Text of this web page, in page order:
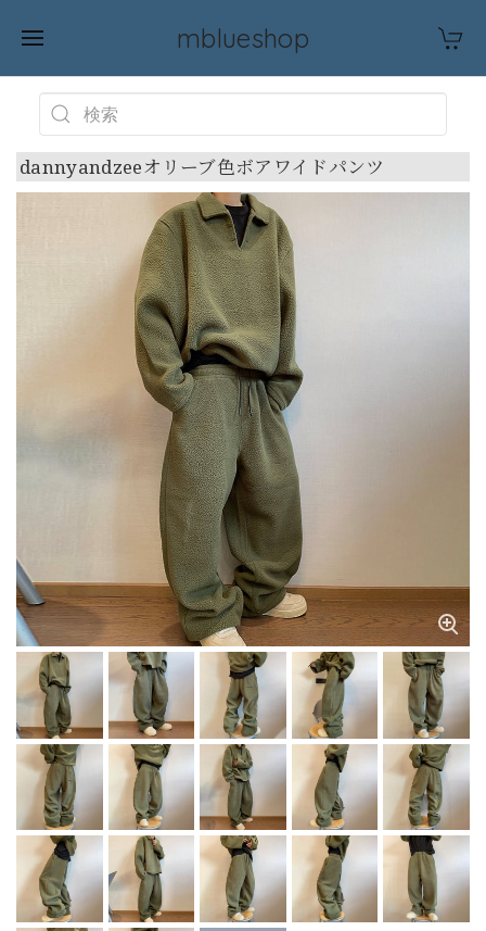
mblueshop
dannyandzeeオリーブ色ボアワイドパンツ